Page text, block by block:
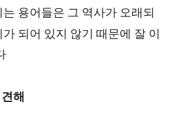
용어들은 그 역사가 오래되
되어 있지 않기 때문에 잘 이
해